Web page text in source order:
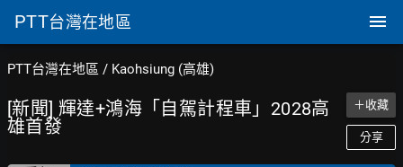
PTT台灣在地區
PTT台灣在地區 / Kaohsiung (高雄)
[新聞] 輝達+鴻海「自駕計程車」2028高
雄首發
＋收藏
分享